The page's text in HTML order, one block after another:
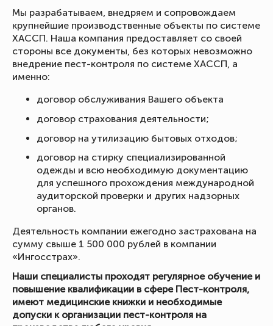
Мы разрабатываем, внедряем и сопровождаем
крупнейшие производственные объекты по системе
ХАССП. Наша компания предоставляет со своей
стороны все документы, без которых невозможно
внедрение пест-контроля по системе ХАССП, а
именно:
договор обслуживания Вашего объекта
договор страхования деятельности;
договор на утилизацию бытовых отходов;
договор на стирку специализированной
одежды и всю необходимую документацию
для успешного прохождения международной
аудиторской проверки и других надзорных
органов.
Деятельность компании ежегодно застрахована на
сумму свыше 1 500 000 рублей в компании
«Ингосстрах».
Наши специалисты проходят регулярное обучение и
повышение квалификации в сфере Пест-контроля,
имеют медицинские книжки и необходимые
допуски к организации пест-контроля на